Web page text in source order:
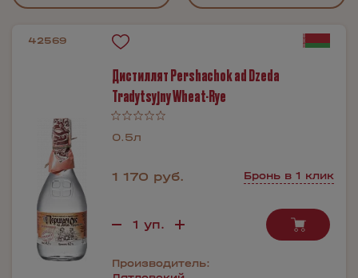
42569
Дистиллят Pershаchok ad Dzedа
Trаdytsyjny Wheat-Rye
0.5л
1 170 руб. Бронь в 1 клик
Производитель: